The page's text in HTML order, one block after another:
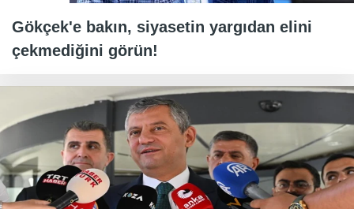
Gökçek'e bakın, siyasetin yargıdan elini
çekmediğini görün!